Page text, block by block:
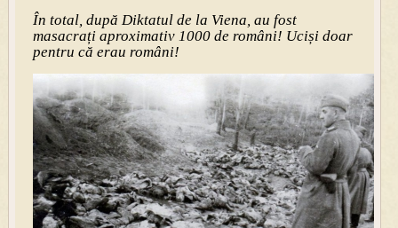
În total, după Diktatul de la Viena, au fost
masacrați aproximativ 1000 de români! Uciși doar
pentru că erau români!